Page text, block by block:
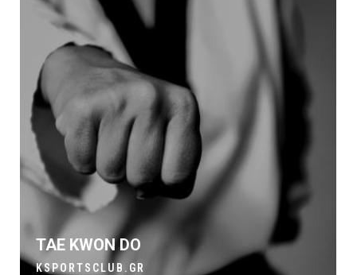
TAE KWON DO
KSPORTSCLUB.GR